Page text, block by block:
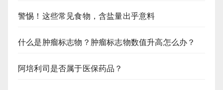
警惕！这些常见食物，含盐量出乎意料
什么是肿瘤标志物？肿瘤标志物数值升高怎么办？
阿培利司是否属于医保药品？